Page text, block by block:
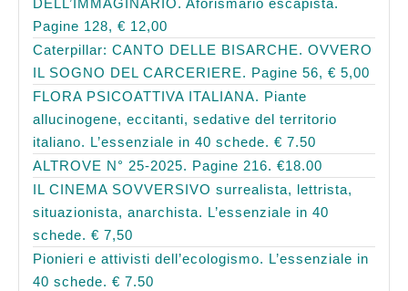
Pagine 128, € 12,00
Caterpillar: CANTO DELLE BISARCHE. OVVERO
IL SOGNO DEL CARCERIERE. Pagine 56, € 5,00
FLORA PSICOATTIVA ITALIANA. Piante
allucinogene, eccitanti, sedative del territorio
italiano. L’essenziale in 40 schede. € 7.50
ALTROVE N° 25-2025. Pagine 216. €18.00
IL CINEMA SOVVERSIVO surrealista, lettrista,
situazionista, anarchista. L’essenziale in 40
schede. € 7,50
Pionieri e attivisti dell’ecologismo. L’essenziale in
40 schede. € 7.50